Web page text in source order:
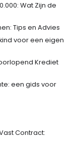
Wat Zijn de
Tips en Advies
voor een eigen
Krediet
een gids voor
Contract: